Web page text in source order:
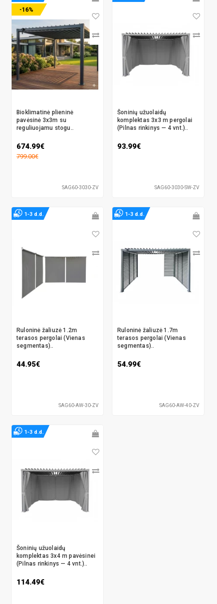
-16%
Bioklimatinė plieninė
pavėsinė 3x3m su
reguliuojamu stogu..
674.99€
799.00€
SAG60-3030-ZV
Šoninių užuolaidų
komplektas 3x3 m pergolai
(Pilnas rinkinys — 4 vnt.)..
93.99€
SAG60-3030-SW-ZV
Ruloninė žaliuzė 1.2m
terasos pergolai (Vienas
segmentas)..
44.95€
SAG60-AW-30-ZV
1-3 d.d.
Ruloninė žaliuzė 1.7m
terasos pergolai (Vienas
segmentas)..
54.99€
SAG60-AW-40-ZV
1-3 d.d.
Šoninių užuolaidų
komplektas 3x4 m pavėsinei
(Pilnas rinkinys — 4 vnt.)..
114.49€
1-3 d.d.